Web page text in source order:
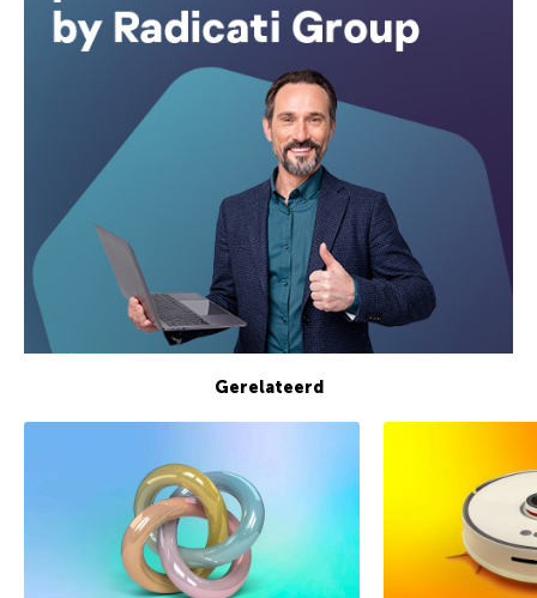
Gerelateerd